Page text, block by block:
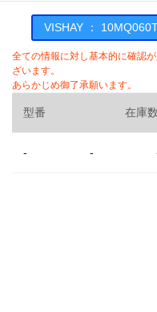
VISHAY ：
全ての情報に対し基本的に確認
ざいます。
あらかじめ御了承願います。
型番 在庫数
- -